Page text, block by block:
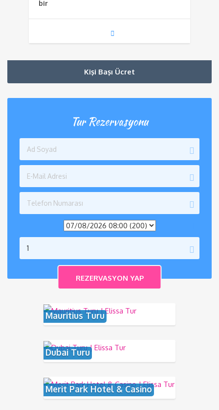
bir
Kişi Başı Ücret
Tur Rezervasyonu
Mauritius Turu
Dubai Turu
Merit Park Hotel & Casino